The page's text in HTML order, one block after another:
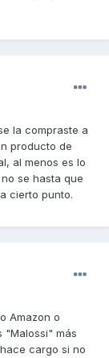
la compraste a
producto de
al menos es lo
se hasta que
cierto punto.
Amazon o
"Malossi" más
cargo si no